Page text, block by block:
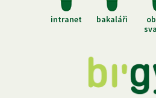
intranet bakaláři